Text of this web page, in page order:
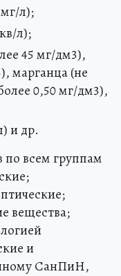
л);
л);
45 мг/дм3),
марганца (не
0,50 мг/дм3),
и др.
всем группам
вещества;
и
СанПиН,